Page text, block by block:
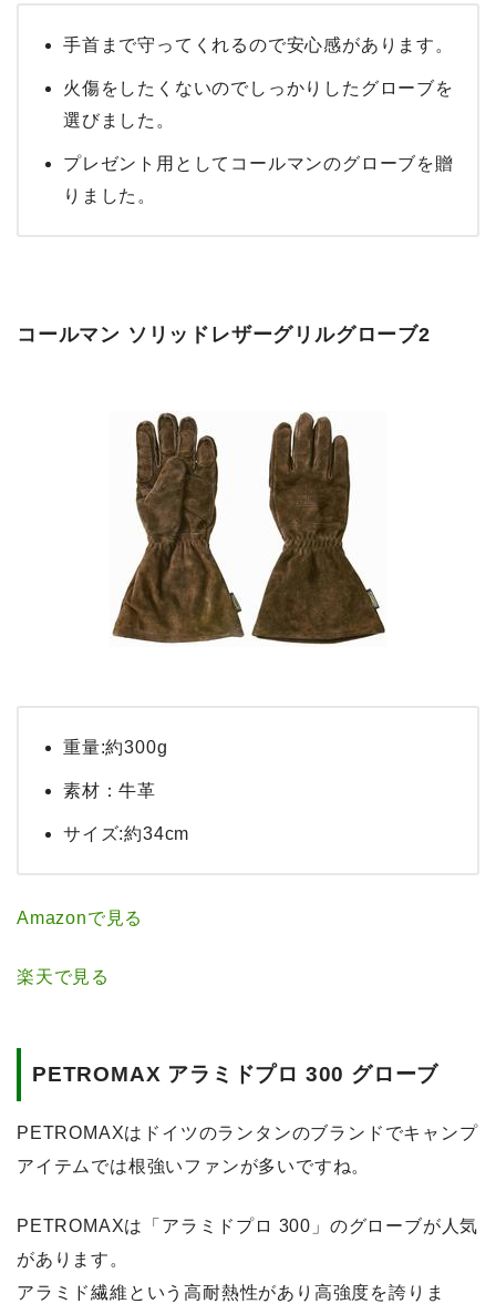
手首まで守ってくれるので安心感があります。
火傷をしたくないのでしっかりしたグローブを
選びました。
プレゼント用としてコールマンのグローブを贈
りました。
コールマン ソリッドレザーグリルグローブ2
重量:約300g
素材：牛革
サイズ:約34cm
Amazonで見る
楽天で見る
PETROMAX アラミドプロ 300 グローブ
PETROMAXはドイツのランタンのブランドでキャンプ
アイテムでは根強いファンが多いですね。
PETROMAXは「アラミドプロ 300」のグローブが人気
があります。
アラミド繊維という高耐熱性があり高強度を誇りま